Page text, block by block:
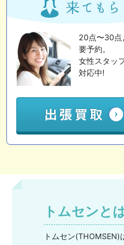
20点〜30点
要予約。
女性スタッ
対応中!
トムセンと
トムセン